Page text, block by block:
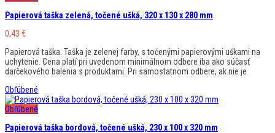
Papierová taška zelená, točené ušká, 320 x 130 x 280 mm
0,43 €
Papierová taška. Taška je zelenej farby, s točenými papierovými uškami na
uchytenie. Cena platí pri uvedenom minimálnom odbere iba ako súčasť
darčekového balenia s produktami. Pri samostatnom odbere, ak nie je
Obľúbené
Obľúbené
Papierová taška bordová, točené ušká, 230 x 100 x 320 mm